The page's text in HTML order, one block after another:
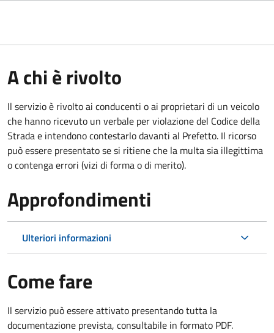
A chi è rivolto
Il servizio è rivolto ai conducenti o ai proprietari di un veicolo
che hanno ricevuto un verbale per violazione del Codice della
Strada e intendono contestarlo davanti al Prefetto. Il ricorso
può essere presentato se si ritiene che la multa sia illegittima
o contenga errori (vizi di forma o di merito).
Approfondimenti
Ulteriori informazioni
Come fare
Il servizio può essere attivato presentando tutta la
documentazione prevista, consultabile in formato PDF.